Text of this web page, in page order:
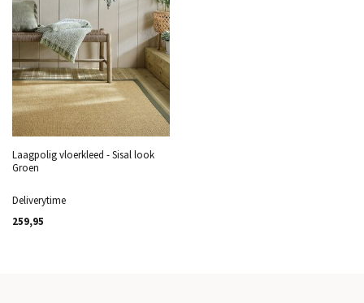
Laagpolig vloerkleed - Sisal look
Groen
Deliverytime
259,95